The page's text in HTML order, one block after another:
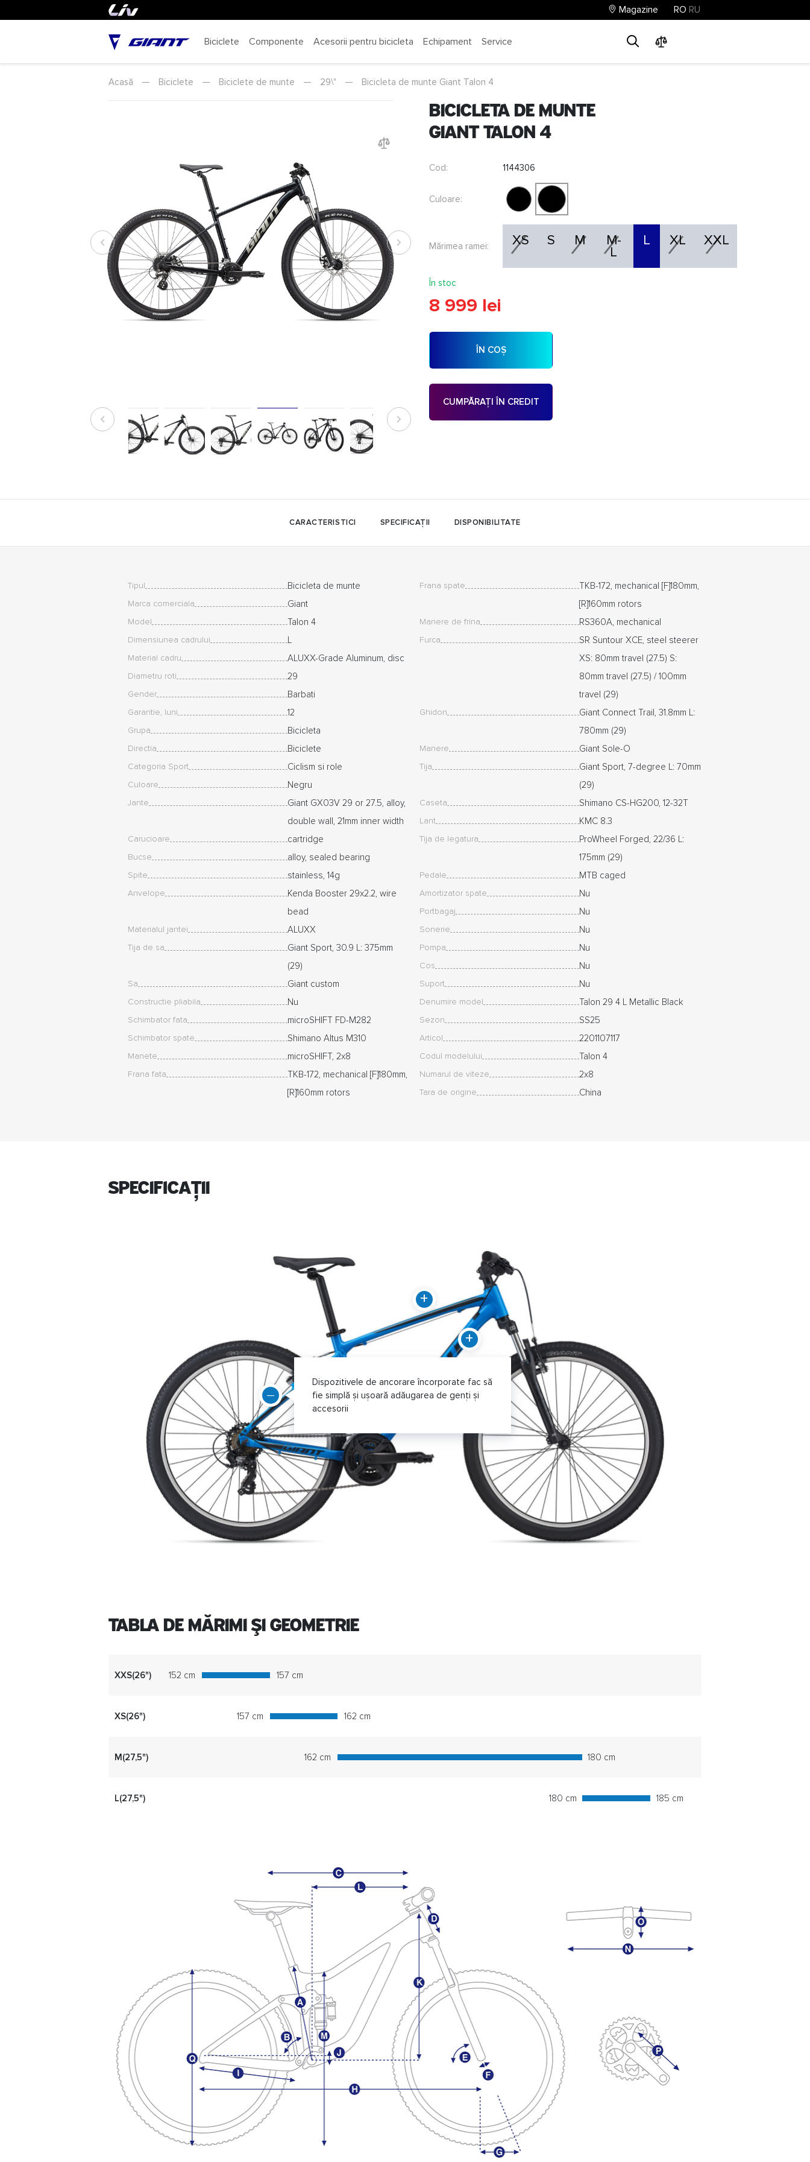
Magazine RO RU
Biciclete Componente Acesorii pentru bicicleta Echipament Service
Acasă — Biciclete — Biciclete de munte — 29\" — Bicicleta de munte Giant Talon 4
Bicicleta de munte
Giant Talon 4
Cod: 1144306
Culoare:
Mărimea ramei: XS S M M-
L
L XL XXL
În stoc
8 999 lei
ÎN COȘ
CUMPĂRAȚI ÎN CREDIT
CARACTERISTICI SPECIFICAȚII DISPONIBILITATE
Tipul Bicicleta de munte
Marca comerciala Giant
Model Talon 4
Dimensiunea cadrului L
Material cadru ALUXX-Grade Aluminum, disc
Diametru roti 29
Gender Barbati
Garantie, luni 12
Grupa Bicicleta
Directia Biciclete
Categoria Sport Ciclism si role
Culoare Negru
Jante
Giant GX03V 29 or 27.5, alloy,
double wall, 21mm inner width
Carucioare cartridge
Bucse alloy, sealed bearing
Spite stainless, 14g
Anvelope
Kenda Booster 29x2.2, wire
bead
Materialul jantei ALUXX
Tija de sa
Giant Sport, 30.9 L: 375mm
(29)
Sa Giant custom
Constructie pliabila Nu
Schimbator fata microSHIFT FD-M282
Schimbator spate Shimano Altus M310
Manete microSHIFT, 2x8
Frana fata
TKB-172, mechanical [F]180mm,
[R]160mm rotors
Frana spate
TKB-172, mechanical [F]180mm,
[R]160mm rotors
Manere de frina RS360A, mechanical
Furca
SR Suntour XCE, steel steerer
XS: 80mm travel (27.5) S:
80mm travel (27.5) / 100mm
travel (29)
Ghidon
Giant Connect Trail, 31.8mm L:
780mm (29)
Manere Giant Sole-O
Tija
Giant Sport, 7-degree L: 70mm
(29)
Caseta Shimano CS-HG200, 12-32T
Lant KMC 8.3
Tija de legatura
ProWheel Forged, 22/36 L:
175mm (29)
Pedale MTB caged
Amortizator spate Nu
Portbagaj Nu
Sonerie Nu
Pompa Nu
Cos Nu
Suport Nu
Denumire model Talon 29 4 L Metallic Black
Sezon SS25
Articol 2201107117
Codul modelului Talon 4
Numarul de viteze 2x8
Tara de origine China
specificații
Dispozitivele de ancorare încorporate fac să
fie simplă și ușoară adăugarea de genți și
accesorii
TABLA DE MĂRIMI ȘI GEOMETRIE
XXS(26") 152 cm 157 cm
XS(26") 157 cm 162 cm
M(27,5") 162 cm 180 cm
L(27,5") 180 cm 185 cm